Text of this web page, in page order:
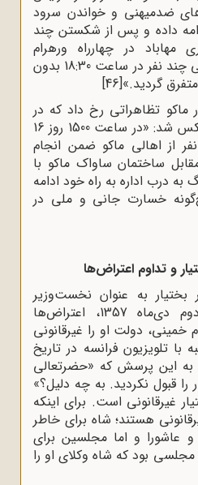
ضدمیهنی و خواندن سرود
داده و پس از شکستن چند
مهاباد در چهارراه ورهرام
اجتماع و به‌دنبال سخنرانی چند نفر در ساعت 18:30 بدون
گردید.»[46]
ماکو تظاهراتی رخ داد که در
تلگراف ساواک چنین منعکس شد: «در ساعت 1500 روز 16
نفر از اهالی ماکو ضمن انجام
ساختمان ساواک ماکو با
درب اداره به راه خود ادامه
خسارت جانی و ملی در
و تداوم اعتراض‌ها
بختیار به عنوان نخست‌وزیر
جدید دولت در نیمه دوم دی‌ماه 1357، اعتراض‌ها
دولت او را غیرقانونی
تلویزیون فرانسه در تاریخ
در پاسخ به این پرسش که «حضرتعالی
قبول نکردید. به چه دلیل؟»
غیرقانونی است. برای اینکه
هستند؛ شاه برای خاطر
و عاشورا و اما مجلسین برای
مجلسی بود که شاه وکلای او را